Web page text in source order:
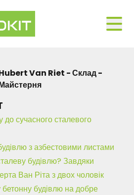
Van Riet - Склад -
до сучасного сталевого
з азбестовими листами
будівлю? Завдяки
Ван Ріта з двох чоловік
будівлю на добре